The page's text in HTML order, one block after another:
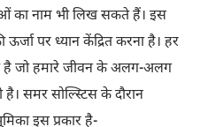
का नाम भी लिख सकते हैं। इस
पर ध्यान केंद्रित करना है। हर
है जो हमारे जीवन के अलग-अलग
समर सोल्स्टिस के दौरान
इस प्रकार है-